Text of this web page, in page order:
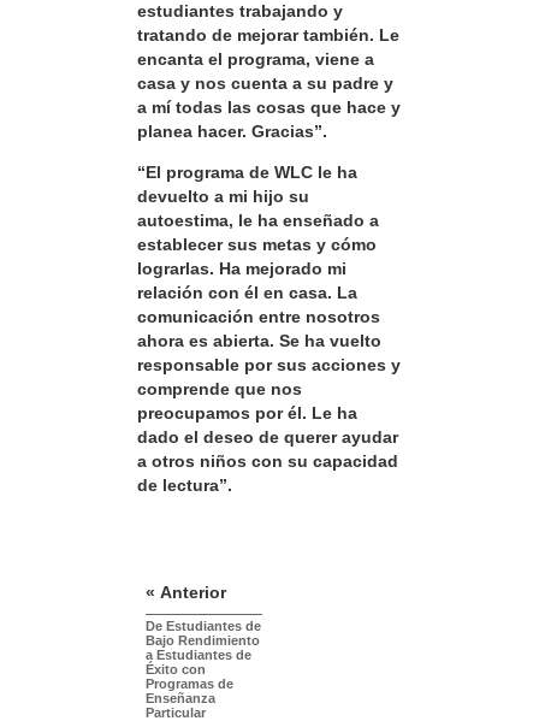
estudiantes trabajando y
tratando de mejorar también. Le
encanta el programa, viene a
casa y nos cuenta a su padre y
a mí todas las cosas que hace y
planea hacer. Gracias”.
“El programa de WLC le ha
devuelto a mi hijo su
autoestima, le ha enseñado a
establecer sus metas y cómo
lograrlas. Ha mejorado mi
relación con él en casa. La
comunicación entre nosotros
ahora es abierta. Se ha vuelto
responsable por sus acciones y
comprende que nos
preocupamos por él. Le ha
dado el deseo de querer ayudar
a otros niños con su capacidad
de lectura”.
« Anterior
De Estudiantes de
Bajo Rendimiento
a Estudiantes de
Éxito con
Programas de
Enseñanza
Particular